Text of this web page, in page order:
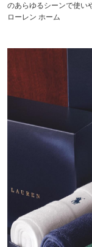
のあらゆるシーンで使い
ローレン ホーム